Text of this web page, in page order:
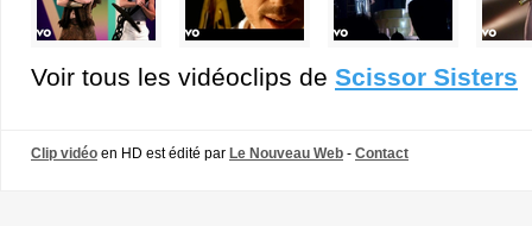
Voir tous les vidéoclips de Scissor Sisters
Clip vidéo en HD est édité par Le Nouveau Web - Contact